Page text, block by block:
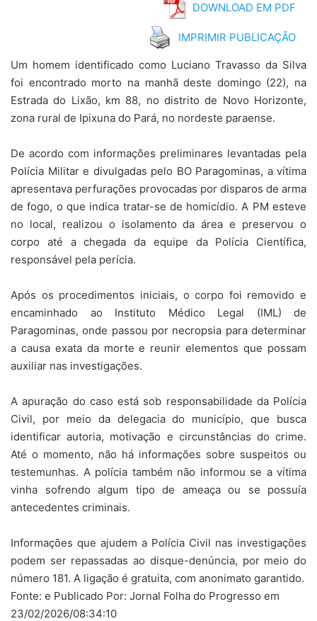
DOWNLOAD EM PDF
IMPRIMIR PUBLICAÇÃO
Um homem identificado como Luciano Travasso da Silva
foi encontrado morto na manhã deste domingo (22), na
Estrada do Lixão, km 88, no distrito de Novo Horizonte,
zona rural de Ipixuna do Pará, no nordeste paraense.
De acordo com informações preliminares levantadas pela
Polícia Militar e divulgadas pelo BO Paragominas, a vítima
apresentava perfurações provocadas por disparos de arma
de fogo, o que indica tratar-se de homicídio. A PM esteve
no local, realizou o isolamento da área e preservou o
corpo até a chegada da equipe da Polícia Científica,
responsável pela perícia.
Após os procedimentos iniciais, o corpo foi removido e
encaminhado ao Instituto Médico Legal (IML) de
Paragominas, onde passou por necropsia para determinar
a causa exata da morte e reunir elementos que possam
auxiliar nas investigações.
A apuração do caso está sob responsabilidade da Polícia
Civil, por meio da delegacia do município, que busca
identificar autoria, motivação e circunstâncias do crime.
Até o momento, não há informações sobre suspeitos ou
testemunhas. A polícia também não informou se a vítima
vinha sofrendo algum tipo de ameaça ou se possuía
antecedentes criminais.
Informações que ajudem a Polícia Civil nas investigações
podem ser repassadas ao disque-denúncia, por meio do
número 181. A ligação é gratuita, com anonimato garantido.
Fonte: e Publicado Por: Jornal Folha do Progresso em
23/02/2026/08:34:10